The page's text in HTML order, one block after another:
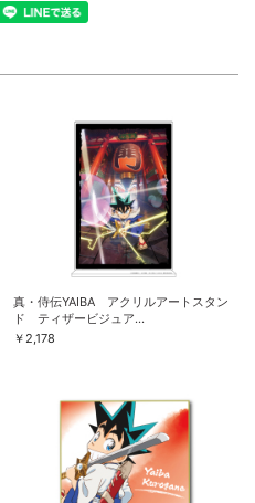
真・侍伝YAIBA アクリルアートスタン
ド ティザービジュア...
￥2,178